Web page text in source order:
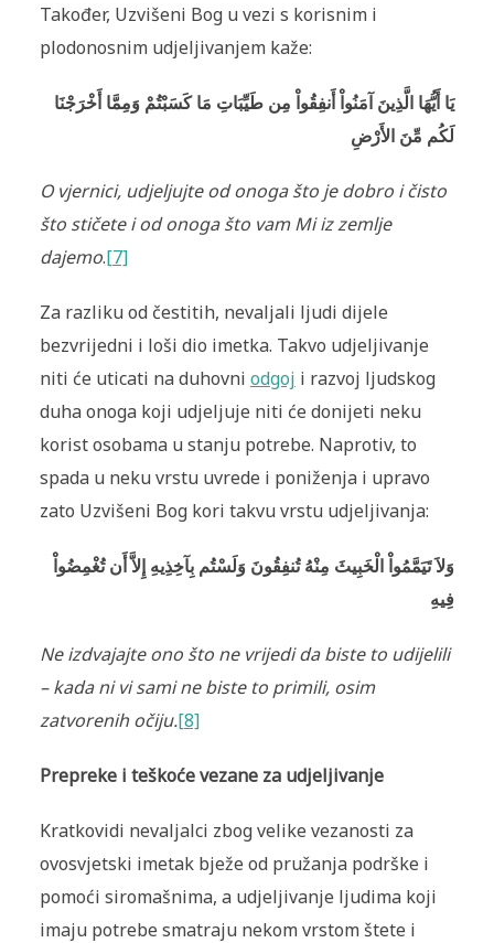
Također, Uzvišeni Bog u vezi s korisnim i
plodonosnim udjeljivanjem kaže:
يَا أَيُّهَا الَّذِينَ آمَنُواْ أَنفِقُواْ مِن طَيِّبَاتِ مَا كَسَبْتُمْ وَمِمَّا أَخْرَجْنَا
لَكُم مِّنَ الأَرْضِ
O vjernici, udjeljujte od onoga što je dobro i čisto
što stičete i od onoga što vam Mi iz zemlje
dajemo.[7]
Za razliku od čestitih, nevaljali ljudi dijele
bezvrijedni i loši dio imetka. Takvo udjeljivanje
niti će uticati na duhovni odgoj i razvoj ljudskog
duha onoga koji udjeljuje niti će donijeti neku
korist osobama u stanju potrebe. Naprotiv, to
spada u neku vrstu uvrede i poniženja i upravo
zato Uzvišeni Bog kori takvu vrstu udjeljivanja:
وَلاَ تَيَمَّمُواْ الْخَبِيثَ مِنْهُ تُنفِقُونَ وَلَسْتُم بِآخِذِيهِ إِلاَّ أَن تُغْمِضُواْ
فِيهِ
Ne izdvajajte ono što ne vrijedi da biste to udijelili
– kada ni vi sami ne biste to primili, osim
zatvorenih očiju.[8]
Prepreke i teškoće vezane za udjeljivanje
Kratkovidi nevaljalci zbog velike vezanosti za
ovosvjetski imetak bježe od pružanja podrške i
pomoći siromašnima, a udjeljivanje ljudima koji
imaju potrebe smatraju nekom vrstom štete i